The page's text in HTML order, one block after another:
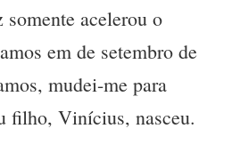
acelerou o
em de setembro de
mudei-me para
filho, Vinícius, nasceu.